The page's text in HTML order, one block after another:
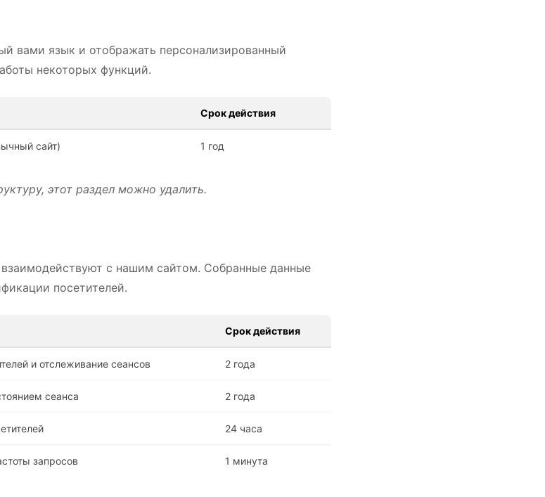
вами язык и отображать персонализированный
некоторых функций.
Срок действия
сайт) 1 год
этот раздел можно удалить.
с нашим сайтом. Собранные данные
посетителей.
Срок действия
и отслеживание сеансов 2 года
сеанса 2 года
24 часа
запросов 1 минута